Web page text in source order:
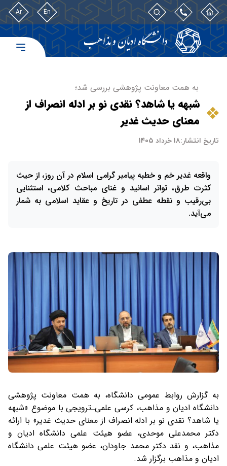
En
Ar
به همت معاونت پژوهشی بررسی شد؛
شبهه یا شاهد؟ نقدی نو بر ادله انصراف از
معنای حدیث غدیر
تاریخ انتشار:۱۸ خرداد ۱۴۰۵
واقعه غدیر خم و خطبه پیامبر گرامی اسلام در آن روز، از حیث
کثرت طرق، تواتر اسانید و غنای مباحث کلامی، استثنایی
بی‌رقیب و نقطه عطفی در تاریخ و عقاید اسلامی به شمار
می‌آید.
به گزارش روابط عمومی دانشگاه، به همت معاونت پژوهشی
دانشگاه ادیان و مذاهب، کرسی علمی‌ـ‌ترویجی با موضوع «شبهه
یا شاهد؟ نقدی نو بر ادله انصراف از معنای حدیث غدیر» با ارائه
دکتر محمدعلی موحدی، عضو هیئت علمی دانشگاه ادیان و
مذاهب، و نقد دکتر محمد جاودان، عضو هیئت علمی دانشگاه
ادیان و مذاهب برگزار شد.